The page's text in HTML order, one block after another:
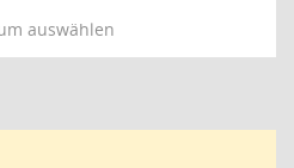
auswählen